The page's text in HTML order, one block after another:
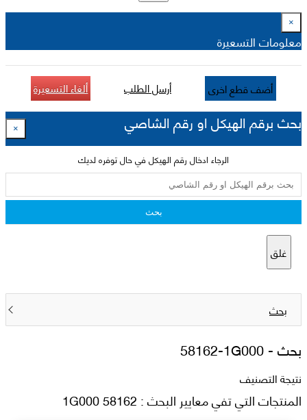
×
معلومات التسعيرة
أضف قطع اخرى أرسل الطلب ألغاء التسعيرة
بحث برقم الهيكل او رقم الشاصي ×
الرجاء ادخال رقم الهيكل في حال توفره لديك
بحث
غلق
بحث
بحث -58162-1G000
نتيجة التصنيف
المنتجات التي تفي معايير البحث : 58162 1G000